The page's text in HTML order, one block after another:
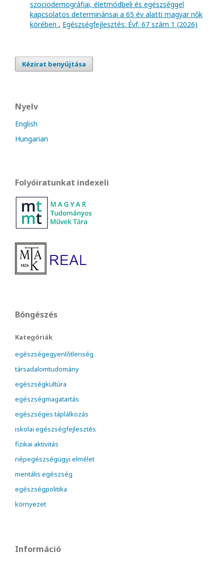
szociodemográfiai, életmódbeli és egészséggel
kapcsolatos determinánsai a 65 év alatti magyar nők
körében , Egészségfejlesztés: Évf. 67 szám 1 (2026)
Kézirat benyújtása
Nyelv
English
Hungarian
Folyóiratunkat indexeli
Böngészés
Kategóriák
egészségegyenlőtlenség
társadalomtudomány
egészségkultúra
egészségmagatartás
egészséges táplálkozás
iskolai egészségfejlesztés
fizikai aktivitás
népegészségügyi elmélet
mentális egészség
egészségpolitika
környezet
Információ